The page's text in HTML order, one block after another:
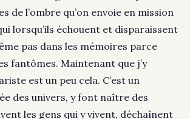
de l’ombre qu’on envoie en mission
lorsqu’ils échouent et disparaissent
pas dans les mémoires parce
fantômes. Maintenant que j’y
est un peu cela. C’est un
des univers, y font naître des
les gens qui y vivent, déchaînent